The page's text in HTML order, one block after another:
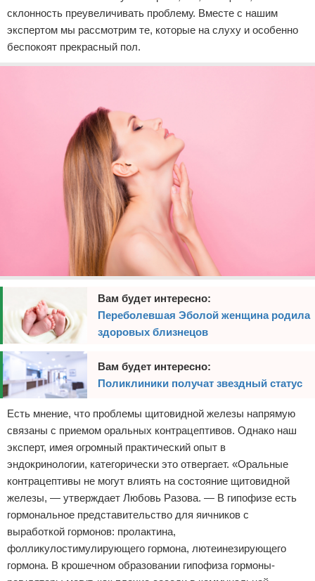
склонность преувеличивать проблему. Вместе с нашим
экспертом мы рассмотрим те, которые на слуху и особенно
беспокоят прекрасный пол.
Вам будет интересно:
Переболевшая Эболой женщина родила
здоровых близнецов
Вам будет интересно:
Поликлиники получат звездный статус
Есть мнение, что проблемы щитовидной железы напрямую
связаны с приемом оральных контрацептивов. Однако наш
эксперт, имея огромный практический опыт в
эндокринологии, категорически это отвергает. «Оральные
контрацептивы не могут влиять на состояние щитовидной
железы, — утверждает Любовь Разова. — В гипофизе есть
гормональное представительство для яичников с
выработкой гормонов: пролактина,
фолликулостимулирующего гормона, лютеинезирующего
гормона. В крошечном образовании гипофиза гормоны-